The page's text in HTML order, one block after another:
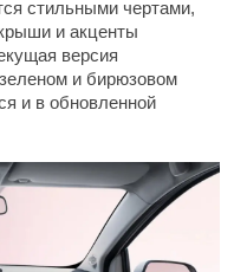
стильными чертами,
и акценты
версия
и бирюзовом
и в обновленной